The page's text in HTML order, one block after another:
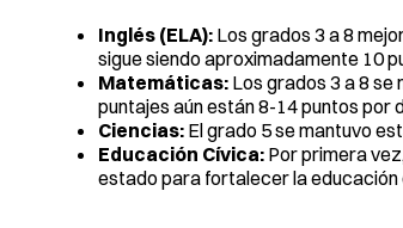
Inglés (ELA): Los grados 3 a 8
sigue siendo aproximadamente 10
Matemáticas: Los grados 3 a 8 se
puntajes aún están 8-14 puntos por
Ciencias: El grado 5 se mantuvo
Educación Cívica: Por primera
estado para fortalecer la educación